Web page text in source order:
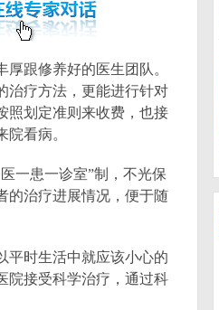
跟修养好的医生团队。
治疗方法，更能进行针对
照划定准则来收费，也接
看病。
一患一诊室”制，不光保
的治疗进展情况，便于随
平时生活中就应该小心的
院接受科学治疗，通过科